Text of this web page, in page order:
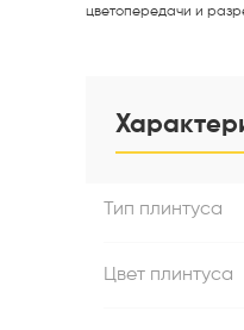
цветопередачи и
Тип плинтуса
Цвет плинтуса